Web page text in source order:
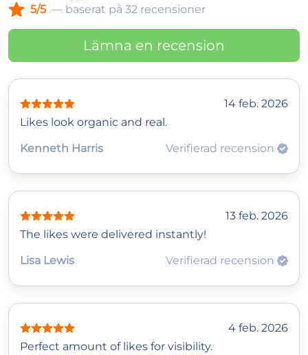
5/5 — baserat på 32 recensioner
Lämna en recension
14 feb. 2026
Likes look organic and real.
Kenneth Harris
Verifierad recension
13 feb. 2026
The likes were delivered instantly!
Lisa Lewis
Verifierad recension
4 feb. 2026
Perfect amount of likes for visibility.